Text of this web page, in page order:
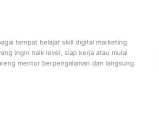
tempat belajar skill digital marketing
ingin naik level, siap kerja atau mulai
mentor berpengalaman dan langsung